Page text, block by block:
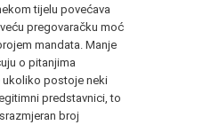
tijelu povećava
pregovaračku moć
mandata. Manje
o pitanjima
ukoliko postoje neki
predstavnici, to
broj